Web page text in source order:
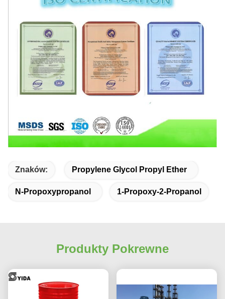
Znaków: Propylene Glycol Propyl Ether
N-Propoxypropanol 1-Propoxy-2-Propanol
Produkty Pokrewne